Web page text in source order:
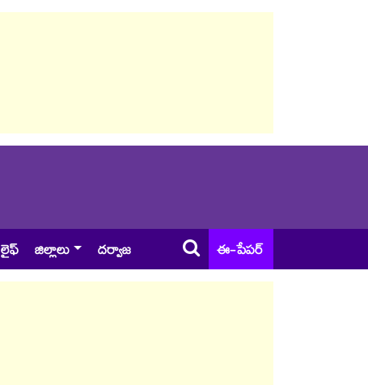
లైఫ్ జిల్లాలు దర్వాజ ఈ-పేపర్